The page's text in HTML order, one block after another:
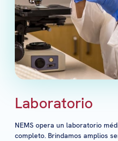
Laboratorio
NEMS opera un laboratorio
completo. Brindamos amplios